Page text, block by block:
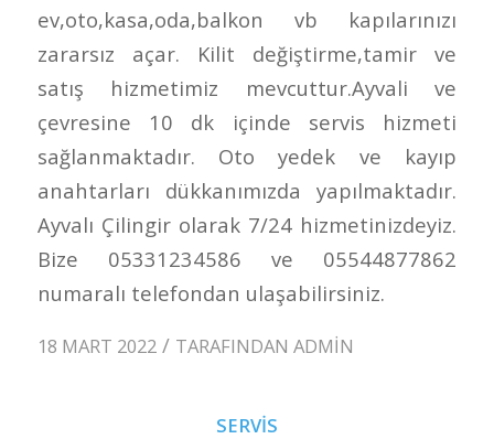
ev,oto,kasa,oda,balkon vb kapılarınızı
zararsız açar. Kilit değiştirme,tamir ve
satış hizmetimiz mevcuttur.Ayvali ve
çevresine 10 dk içinde servis hizmeti
sağlanmaktadır. Oto yedek ve kayıp
anahtarları dükkanımızda yapılmaktadır.
Ayvalı Çilingir olarak 7/24 hizmetinizdeyiz.
Bize 05331234586 ve 05544877862
numaralı telefondan ulaşabilirsiniz.
18 MART 2022 / TARAFINDAN ADMIN
SERVIS